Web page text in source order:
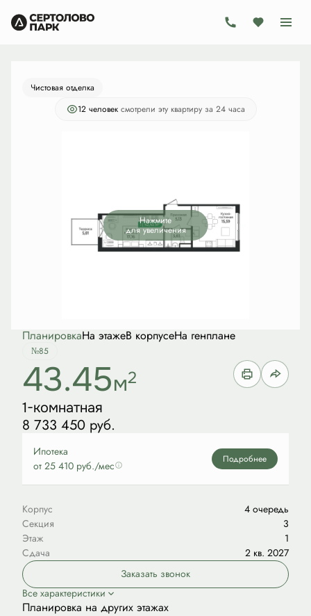
1-комнатная 8 733 450 руб.
Ипотекаот 25 410 руб./мес.
Чистовая отделка
12 человек смотрели эту квартиру за 24 часа
Нажмите
для увеличения
ПланировкаНа этажеВ корпусеНа генплане
№85
43.45м2
1-комнатная
8 733 450 руб.
Ипотека
от 25 410 руб./мес
Подробнее
Корпус
4 очередь
Секция
3
Этаж
1
Сдача
2 кв. 2027
Заказать звонок
Все характеристики
Планировка на других этажах